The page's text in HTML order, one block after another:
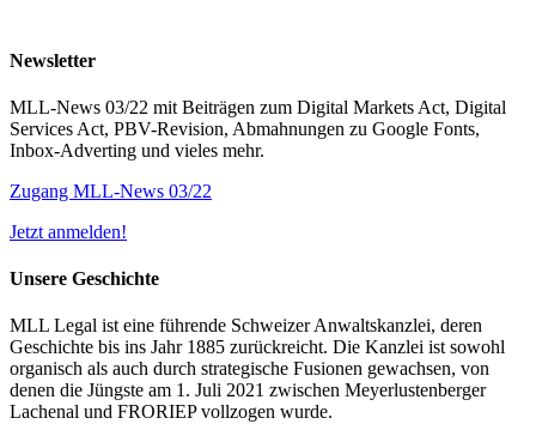
Newsletter
MLL-News 03/22 mit Beiträgen zum Digital Markets Act, Digital
Services Act, PBV-Revision, Abmahnungen zu Google Fonts,
Inbox-Adverting und vieles mehr.
Zugang MLL-News 03/22
Jetzt anmelden!
Unsere Geschichte
MLL Legal ist eine führende Schweizer Anwaltskanzlei, deren
Geschichte bis ins Jahr 1885 zurückreicht. Die Kanzlei ist sowohl
organisch als auch durch strategische Fusionen gewachsen, von
denen die Jüngste am 1. Juli 2021 zwischen Meyerlustenberger
Lachenal und FRORIEP vollzogen wurde.